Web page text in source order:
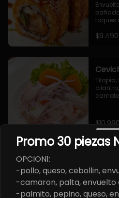
toques
$9.490
Tilapia,
cebolla
leche
Promo 30 piezas
OPCION1:
-pollo, queso, cebollin,
-camaron, palta, envuelto
-palmito, pepino, queso,